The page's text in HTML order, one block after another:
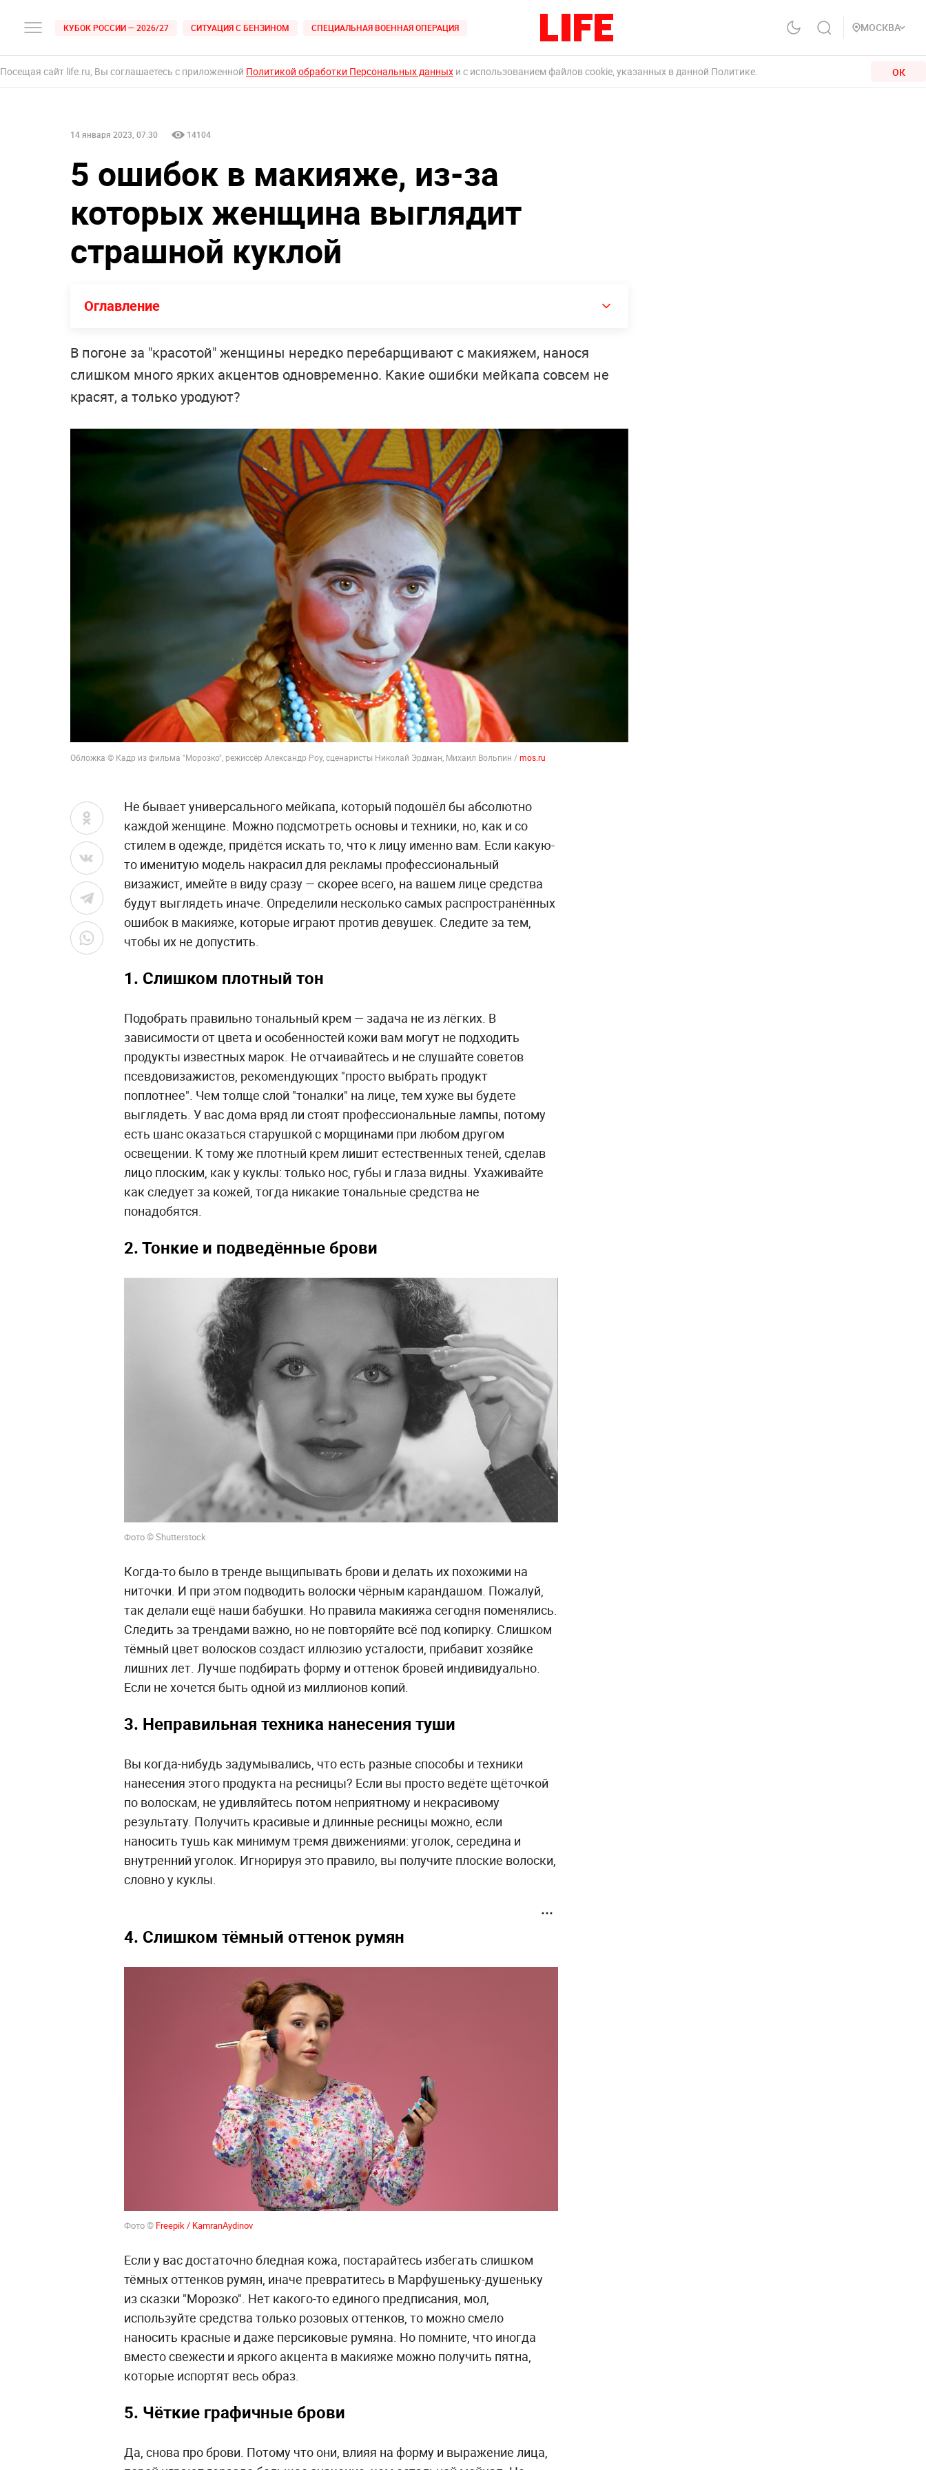
КУБОК РОССИИ — 2026/27 СИТУАЦИЯ С БЕНЗИНОМ СПЕЦИАЛЬНАЯ ВОЕННАЯ ОПЕРАЦИЯ МОСКВА
Посещая сайт life.ru, Вы соглашаетесь с приложенной Политикой обработки Персональных данных и с использованием файлов cookie, указанных в данной Политике. ОК
14 января 2023, 07:30 14104
5 ошибок в макияже, из-за
которых женщина выглядит
страшной куклой
Оглавление
В погоне за "красотой" женщины нередко перебарщивают с макияжем, нанося
слишком много ярких акцентов одновременно. Какие ошибки мейкапа совсем не
красят, а только уродуют?
Обложка © Кадр из фильма "Морозко", режиссёр Александр Роу, сценаристы Николай Эрдман, Михаил Вольпин /mos.ru
Не бывает универсального мейкапа, который подошёл бы абсолютно
каждой женщине. Можно подсмотреть основы и техники, но, как и со
стилем в одежде, придётся искать то, что к лицу именно вам. Если какую-
то именитую модель накрасил для рекламы профессиональный
визажист, имейте в виду сразу — скорее всего, на вашем лице средства
будут выглядеть иначе. Определили несколько самых распространённых
ошибок в макияже, которые играют против девушек. Следите за тем,
чтобы их не допустить.
1. Слишком плотный тон
Подобрать правильно тональный крем — задача не из лёгких. В
зависимости от цвета и особенностей кожи вам могут не подходить
продукты известных марок. Не отчаивайтесь и не слушайте советов
псевдовизажистов, рекомендующих "просто выбрать продукт
поплотнее". Чем толще слой "тоналки" на лице, тем хуже вы будете
выглядеть. У вас дома вряд ли стоят профессиональные лампы, потому
есть шанс оказаться старушкой с морщинами при любом другом
освещении. К тому же плотный крем лишит естественных теней, сделав
лицо плоским, как у куклы: только нос, губы и глаза видны. Ухаживайте
как следует за кожей, тогда никакие тональные средства не
понадобятся.
2. Тонкие и подведённые брови
Фото © Shutterstock
Когда-то было в тренде выщипывать брови и делать их похожими на
ниточки. И при этом подводить волоски чёрным карандашом. Пожалуй,
так делали ещё наши бабушки. Но правила макияжа сегодня поменялись.
Следить за трендами важно, но не повторяйте всё под копирку. Слишком
тёмный цвет волосков создаст иллюзию усталости, прибавит хозяйке
лишних лет. Лучше подбирать форму и оттенок бровей индивидуально.
Если не хочется быть одной из миллионов копий.
3. Неправильная техника нанесения туши
Вы когда-нибудь задумывались, что есть разные способы и техники
нанесения этого продукта на ресницы? Если вы просто ведёте щёточкой
по волоскам, не удивляйтесь потом неприятному и некрасивому
результату. Получить красивые и длинные ресницы можно, если
наносить тушь как минимум тремя движениями: уголок, середина и
внутренний уголок. Игнорируя это правило, вы получите плоские волоски,
словно у куклы.
4. Слишком тёмный оттенок румян
Фото © Freepik / KamranAydinov
Если у вас достаточно бледная кожа, постарайтесь избегать слишком
тёмных оттенков румян, иначе превратитесь в Марфушеньку-душеньку
из сказки "Морозко". Нет какого-то единого предписания, мол,
используйте средства только розовых оттенков, то можно смело
наносить красные и даже персиковые румяна. Но помните, что иногда
вместо свежести и яркого акцента в макияже можно получить пятна,
которые испортят весь образ.
5. Чёткие графичные брови
Да, снова про брови. Потому что они, влияя на форму и выражение лица,